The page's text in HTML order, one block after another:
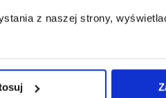
z naszej strony,
Paczki cięższe niż 20 kg
zł w FedEx i 149,39 zł w
na dzień